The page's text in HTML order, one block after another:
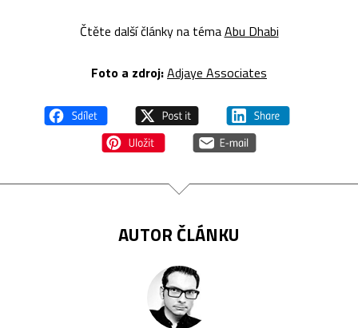
Čtěte další články na témaAbu Dhabi
Foto a zdroj:Adjaye Associates
AUTOR ČLÁNKU